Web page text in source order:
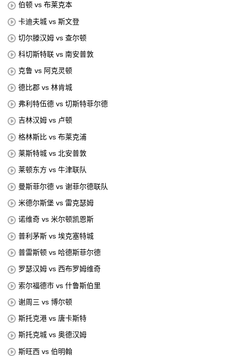
伯顿 vs 布莱克本
卡迪夫城 vs 斯文登
切尔滕汉姆 vs 查尔顿
科切斯特联 vs 南安普敦
克鲁 vs 阿克灵顿
德比郡 vs 林肯城
弗利特伍德 vs 切斯特菲尔德
吉林汉姆 vs 卢顿
格林斯比 vs 布莱克浦
莱斯特城 vs 北安普敦
莱顿东方 vs 牛津联队
曼斯菲尔德 vs 谢菲尔德联队
米德尔斯堡 vs 雷克瑟姆
诺维奇 vs 米尔顿凯恩斯
普利茅斯 vs 埃克塞特城
普雷斯顿 vs 哈德斯菲尔德
罗瑟汉姆 vs 西布罗姆维奇
索尔福德市 vs 什鲁斯伯里
谢周三 vs 博尔顿
斯托克港 vs 唐卡斯特
斯托克城 vs 奥德汉姆
斯旺西 vs 伯明翰